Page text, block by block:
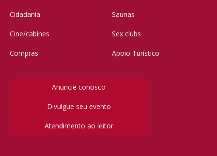
Cidadania
Cine/cabines
Compras
Saunas
Sex clubs
Apoio Turístico
Anuncie conosco
Divulgue seu evento
Atendimento ao leitor